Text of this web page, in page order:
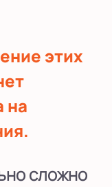
этих
на
сложно